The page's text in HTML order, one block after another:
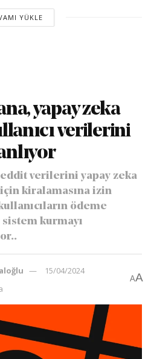
YÜKLE
yapay zeka
verilerini
verilerini yapay zeka
kiralamasına izin
ödeme
sistem kurmayı
15/04/2024
AA